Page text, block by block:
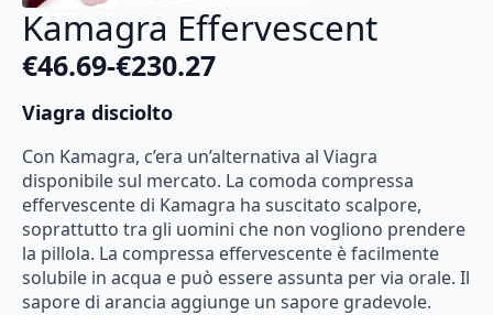
Kamagra Effervescent
€46.69-€230.27
Fascia
di
prezzo:
da
€46.69
a
€230.27
Viagra disciolto
Con Kamagra, c’era un’alternativa al Viagra
disponibile sul mercato. La comoda compressa
effervescente di Kamagra ha suscitato scalpore,
soprattutto tra gli uomini che non vogliono prendere
la pillola. La compressa effervescente è facilmente
solubile in acqua e può essere assunta per via orale. Il
sapore di arancia aggiunge un sapore gradevole.